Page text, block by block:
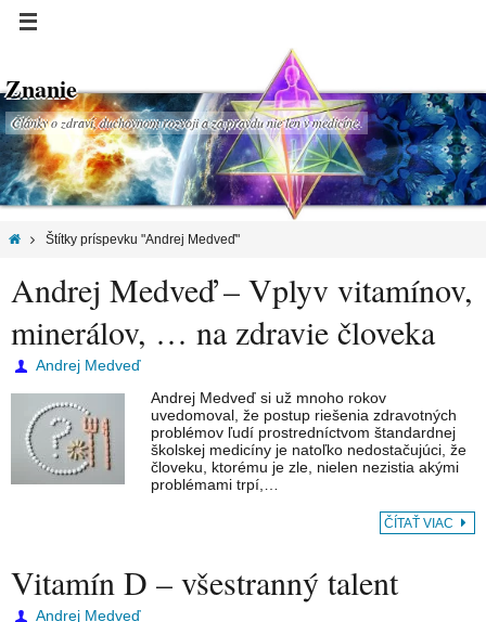
Znanie
Články o zdraví, duchovnom rozvoji a za pravdu nie len v medicíne.
Štítky príspevku "Andrej Medveď"
Andrej Medveď – Vplyv vitamínov,
minerálov, … na zdravie človeka
Andrej Medveď
Andrej Medveď si už mnoho rokov
uvedomoval, že postup riešenia zdravotných
problémov ľudí prostredníctvom štandardnej
školskej medicíny je natoľko nedostačujúci, že
človeku, ktorému je zle, nielen nezistia akými
problémami trpí,…
ČÍTAŤ VIAC
Vitamín D – všestranný talent
Andrej Medveď